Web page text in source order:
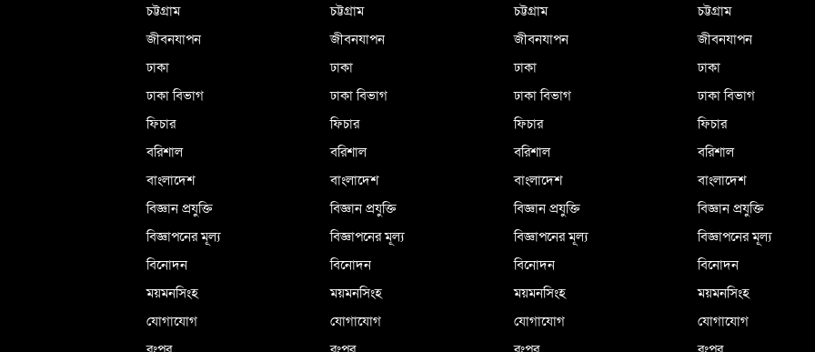
চট্টগ্রাম
জীবনযাপন
ঢাকা
ঢাকা বিভাগ
ফিচার
বরিশাল
বাংলাদেশ
বিজ্ঞান প্রযুক্তি
বিজ্ঞাপনের মূল্য
বিনোদন
ময়মনসিংহ
যোগাযোগ
চট্টগ্রাম
জীবনযাপন
ঢাকা
ঢাকা বিভাগ
ফিচার
বরিশাল
বাংলাদেশ
বিজ্ঞান প্রযুক্তি
বিজ্ঞাপনের মূল্য
বিনোদন
ময়মনসিংহ
যোগাযোগ
চট্টগ্রাম
জীবনযাপন
ঢাকা
ঢাকা বিভাগ
ফিচার
বরিশাল
বাংলাদেশ
বিজ্ঞান প্রযুক্তি
বিজ্ঞাপনের মূল্য
বিনোদন
ময়মনসিংহ
যোগাযোগ
চট্টগ্রাম
জীবনযাপন
ঢাকা
ঢাকা বিভাগ
ফিচার
বরিশাল
বাংলাদেশ
বিজ্ঞান প্রযুক্তি
বিজ্ঞাপনের মূল্য
বিনোদন
ময়মনসিংহ
যোগাযোগ